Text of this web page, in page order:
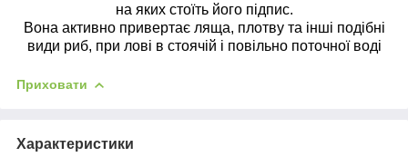
на яких стоїть його підпис.
Вона активно привертає ляща, плотву та інші подібні
види риб, при лові в стоячій і повільно поточної воді
Приховати
Характеристики